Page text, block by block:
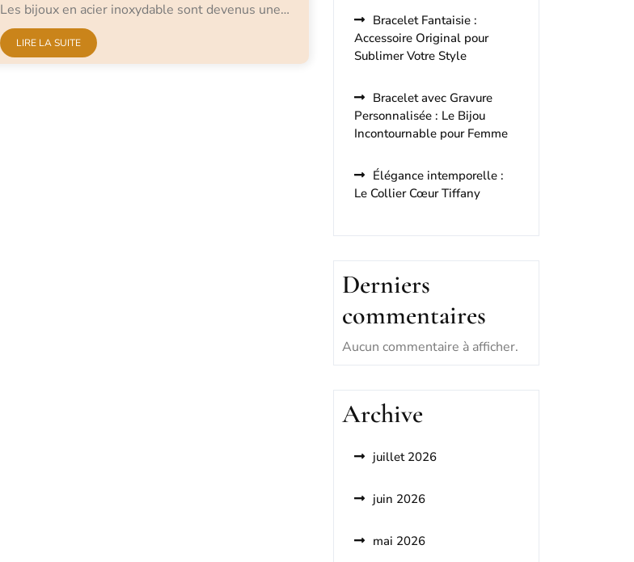
Les bijoux en acier inoxydable sont devenus une…
LIRE LA SUITE
Bracelet Fantaisie :
Accessoire Original pour
Sublimer Votre Style
Bracelet avec Gravure
Personnalisée : Le Bijou
Incontournable pour Femme
Élégance intemporelle :
Le Collier Cœur Tiffany
Derniers
commentaires
Aucun commentaire à afficher.
Archive
juillet 2026
juin 2026
mai 2026